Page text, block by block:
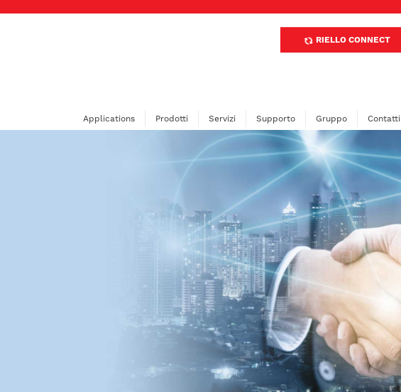
RIELLO CONNECT
Applications Prodotti Servizi Supporto Gruppo Contatti